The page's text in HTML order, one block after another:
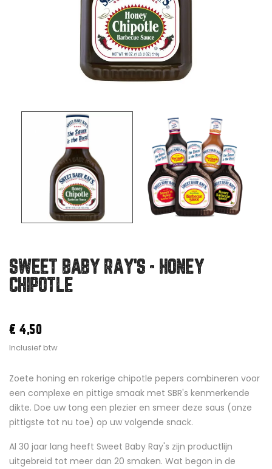
SWEET BABY RAY'S - HONEY
CHIPOTLE
€ 4,50
Inclusief btw
Zoete honing en rokerige chipotle pepers combineren voor
een complexe en pittige smaak met SBR's kenmerkende
dikte. Doe uw tong een plezier en smeer deze saus (onze
pittigste tot nu toe) op uw volgende snack.
Al 30 jaar lang heeft Sweet Baby Ray's zijn productlijn
uitgebreid tot meer dan 20 smaken. Wat begon in de